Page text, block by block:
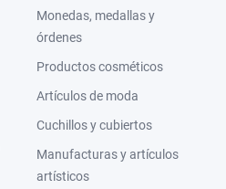
Monedas, medallas y
órdenes
Productos cosméticos
Artículos de moda
Cuchillos y cubiertos
Manufacturas y artículos
artísticos